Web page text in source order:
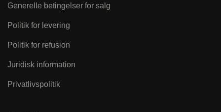
Generelle betingelser for salg
Politik for levering
Politik for refusion
Juridisk information
Privatlivspolitik